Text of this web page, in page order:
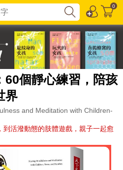
0
60個靜心練習，陪孩
界
and Meditation with Children-
活潑動態的肢體遊戲，親子一起愈